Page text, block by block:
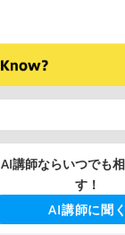
AI講師ならいつでも
す！
AI講師に聞く